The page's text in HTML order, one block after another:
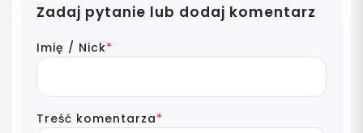
Zadaj pytanie lub dodaj komentarz
Imię / Nick*
Treść komentarza*